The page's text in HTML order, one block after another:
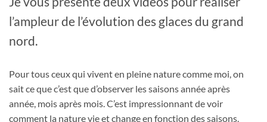
l’ampleur de l’évolution des glaces du grand
nord.
Pour tous ceux qui vivent en pleine nature comme moi, on
sait ce que c’est que d’observer les saisons année après
année, mois après mois. C’est impressionnant de voir
comment la nature vie et change en fonction des saisons.